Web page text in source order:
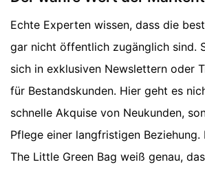
Echte Experten wissen, dass die
gar nicht öffentlich zugänglich sind.
sich in exklusiven Newslettern oder
für Bestandskunden. Hier geht es
schnelle Akquise von Neukunden,
Pflege einer langfristigen Beziehung.
The Little Green Bag weiß genau,